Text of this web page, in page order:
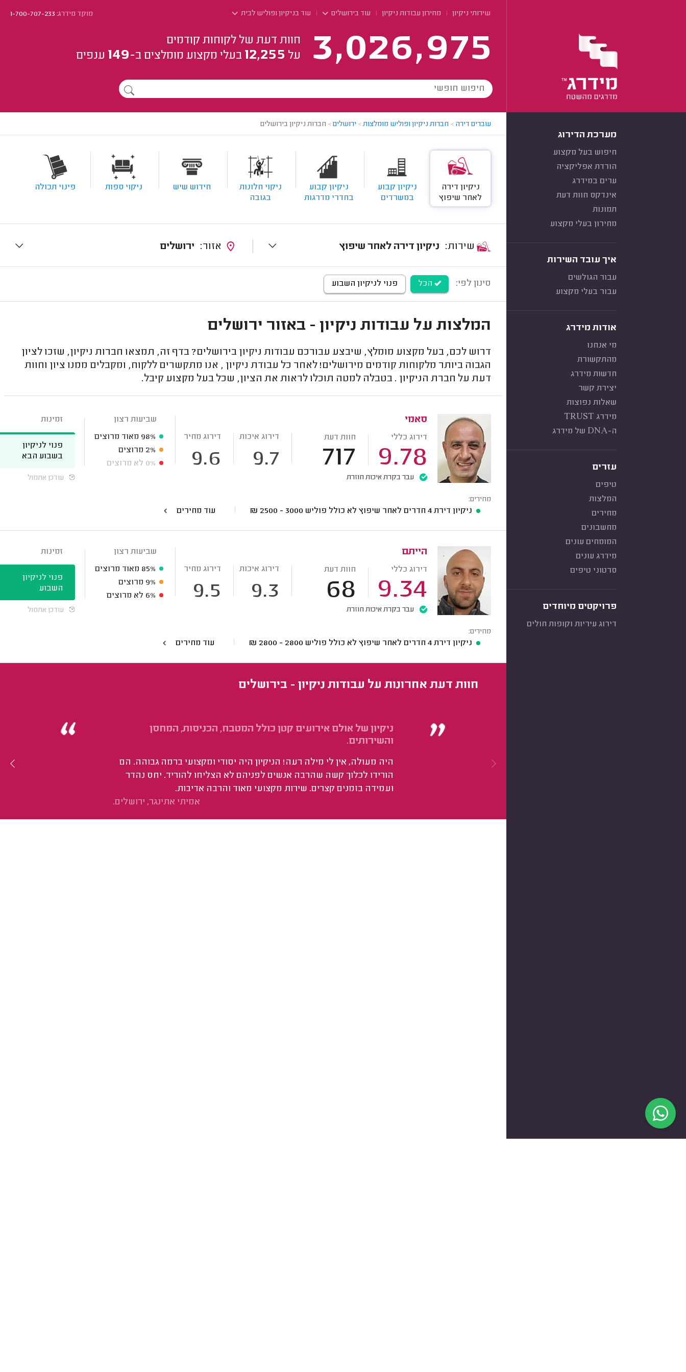
שירותי ניקיון מחירון עבודות ניקיון עוד בירושלים עוד בניקיון ופוליש לבית מוקד מידרג:1-700-707-233
3,026,975
חוות דעת של לקוחות קודמים
על 12,255 בעלי מקצוע מומלצים ב-149 ענפים
מערכת הדירוג
חיפוש בעל מקצוע
הורדת אפליקציה
ערים במידרג
אינדקס חוות דעת
תמונות
מחירון בעלי מקצוע
איך עובד השירות
עבור הגולשים
עבור בעלי מקצוע
אודות מידרג
מי אנחנו
מהתקשורת
חדשות מידרג
יצירת קשר
שאלות נפוצות
מידרג TRUST
ה-DNA של מידרג
עזרים
טיפים
המלצות
מחירים
מחשבונים
המומחים עונים
מידרג עונים
סרטוני טיפים
פרויקטים מיוחדים
דירוג עיריות וקופות חולים
עוברים דירה > חברות ניקיון ופוליש מומלצות> ירושלים> חברות ניקיון בירושלים
ניקיון דירה
לאחר שיפוץ
ניקיון קבוע
במשרדים
ניקיון קבוע
בחדרי מדרגות
ניקוי חלונות
בגובה
חידוש שיש ניקוי ספות פינוי תכולה
ניקיון דירה לאחר שיפוץ ירושלים
סינון לפי: הכל פנוי לניקיון השבוע
המלצות על עבודות ניקיון - באזור ירושלים
דרוש לכם, בעל מקצוע מומלץ, שיבצע עבורכם עבודות ניקיון בירושלים? בדף זה, תמצאו חברות ניקיון, שזכו לציון
הגבוה ביותר מלקוחות קודמים מירושלים! לאחר כל עבודת ניקיון , אנו מתקשרים ללקוח, ומקבלים ממנו ציון וחוות
דעת על חברת הניקיון . בטבלה למטה תוכלו לראות את הציון, שכל בעל מקצוע קיבל.
סאמי
דירוג כללי
9.78
חוות דעת
717
דירוג איכות
9.7
דירוג מחיר
9.6
עבר בקרת איכות חוזרת
שביעות רצון
98% מאוד מרוצים
2% מרוצים
0% לא מרוצים
זמינות
פנוי לניקיון
בשבוע הבא
עודכן אתמול
מחירים:
ניקיון דירת 4 חדרים לאחר שיפוץ לא כולל פוליש 3000 - 2500
₪ עוד מחירים
הייתם
דירוג כללי
9.34
חוות דעת
68
דירוג איכות
9.3
דירוג מחיר
9.5
עבר בקרת איכות חוזרת
שביעות רצון
85% מאוד מרוצים
9% מרוצים
6% לא מרוצים
זמינות
פנוי לניקיון
השבוע
עודכן אתמול
מחירים:
ניקיון דירת 4 חדרים לאחר שיפוץ לא כולל פוליש 2800 - 2800
₪ עוד מחירים
חוות דעת אחרונות על עבודות ניקיון - בירושלים
ניקיון של אולם אירועים קטן כולל המטבח, הכניסות, המחסן
והשירותים.
היה מעולה, אין לי מילה רעה! הניקיון היה יסודי ומקצועי ברמה גבוהה. הם
הורידו לכלוך קשה שהרבה אנשים לפניהם לא הצליחו להוריד. יחס נהדר
ועמידה בזמנים קצרים. שירות מקצועי מאוד והרבה אדיבות.
אמיתי אתינגר, ירושלים.